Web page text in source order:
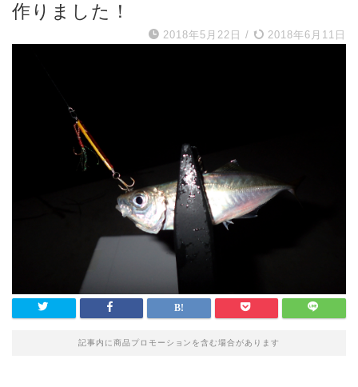
作りました！
2018年5月22日 / 2018年6月11日
記事内に商品プロモーションを含む場合があります